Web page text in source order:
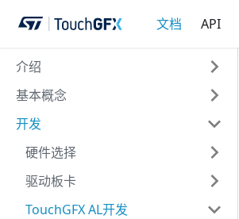
文档 API
介绍
基本概念
开发
硬件选择
驱动板卡
TouchGFX AL开发